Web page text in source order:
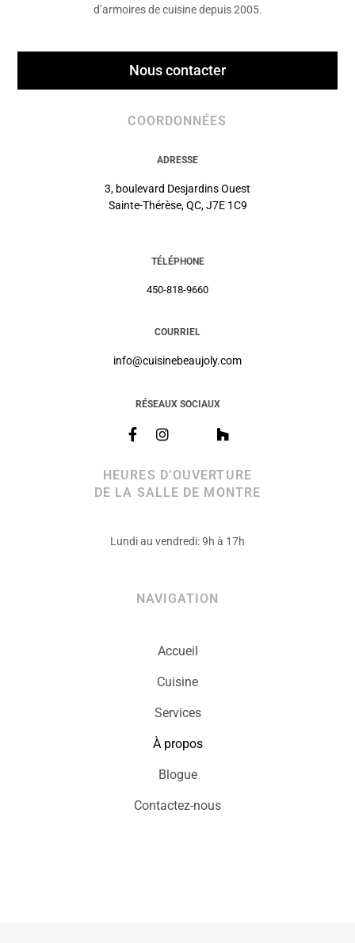
d’armoires de cuisine depuis 2005.
Nous contacter
COORDONNÉES
ADRESSE
3, boulevard Desjardins Ouest
Sainte-Thérèse, QC, J7E 1C9
TÉLÉPHONE
450-818-9660
COURRIEL
info@cuisinebeaujoly.com
RÉSEAUX SOCIAUX
HEURES D’OUVERTURE
DE LA SALLE DE MONTRE
Lundi au vendredi: 9h à 17h
NAVIGATION
Accueil
Cuisine
Services
À propos
Blogue
Contactez-nous